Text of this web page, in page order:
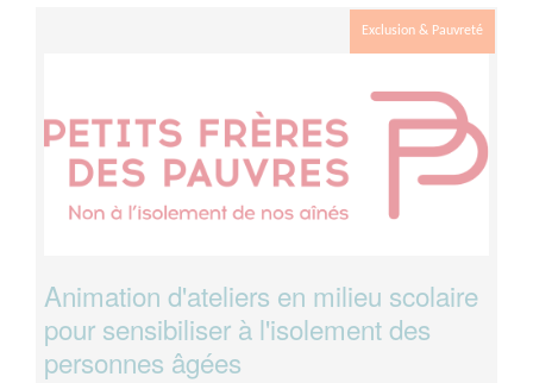
Exclusion & Pauvreté
Animation d'ateliers en milieu scolaire
pour sensibiliser à l'isolement des
personnes âgées